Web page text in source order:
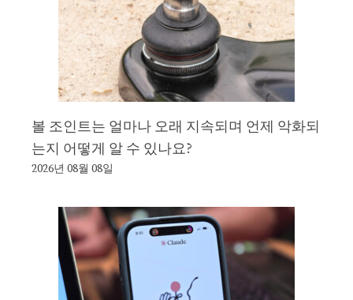
볼 조인트는 얼마나 오래 지속되며 언제 악화되
는지 어떻게 알 수 있나요?
2026년 08월 08일